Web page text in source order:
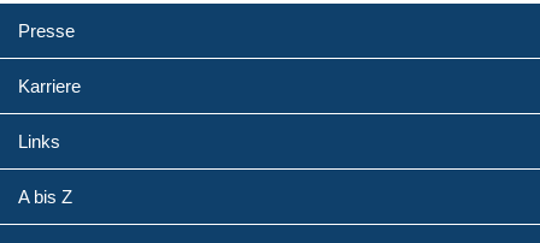
Presse
Karriere
Links
A bis Z